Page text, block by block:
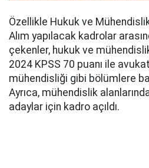
Özellikle Hukuk ve
Alım yapılacak kadrolar
çekenler, hukuk ve
2024 KPSS 70 puanı ile
mühendisliği gibi bölümlere
Ayrıca, mühendislik
adaylar için kadro açıldı.